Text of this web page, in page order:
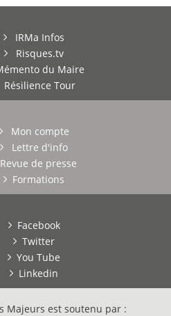
IRMa Infos
Risques.tv
du Maire
Résilience Tour
Mon compte
Lettre d'info
Revue de presse
Formations
Facebook
Twitter
You Tube
Linkedin
Majeurs est soutenu par :